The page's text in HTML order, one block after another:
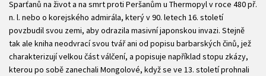
Sparťanů na život a na smrt proti Peršanům u Thermopyl v roce 480 př.
n. l. nebo o korejského admirála, který v 90. letech 16. století
povzbudil svou zemi, aby odrazila masivní japonskou invazi. Stejně
tak ale kniha neodvrací svou tvář ani od popisu barbarských činů, jež
charakterizují velkou část válčení, a popisuje například stopu zkázy,
kterou po sobě zanechali Mongolové, když se ve 13. století prohnali